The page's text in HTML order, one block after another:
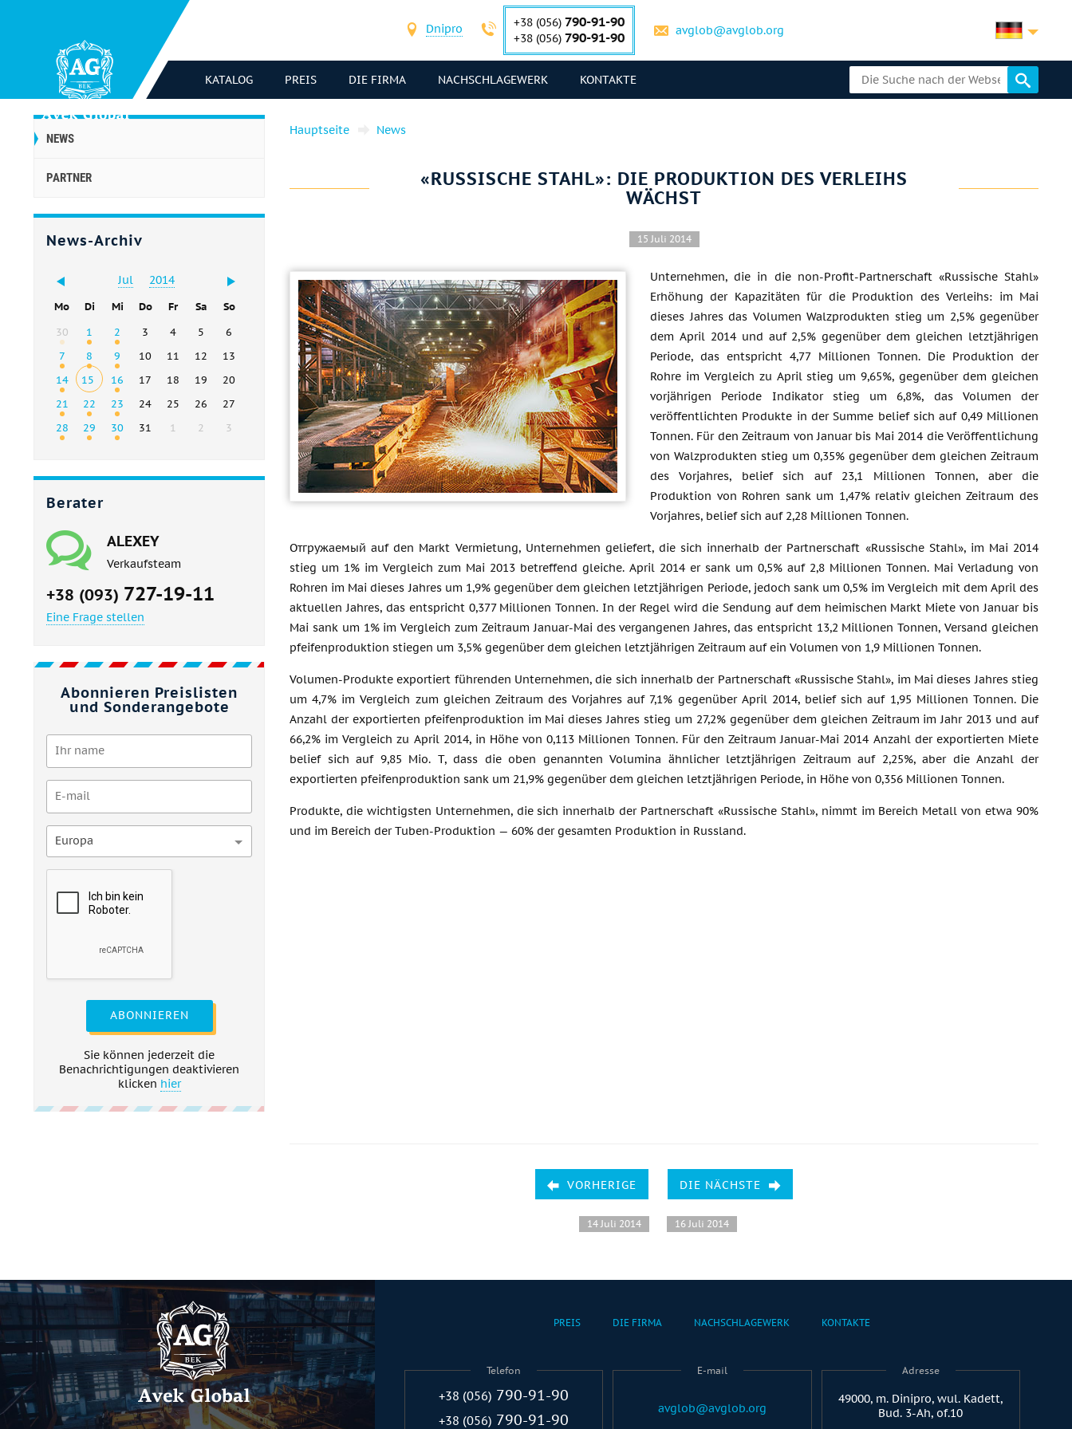
Dnipro +38 (056) 790-91-90
+38 (056) 790-91-90 avglob@avglob.org
KATALOG PREIS DIE FIRMA NACHSCHLAGEWERK KONTAKTE
NEWS
PARTNER
News-Archiv
Jul 2014
Mo Di Mi Do Fr Sa
So
30
1 2 3 4 5
6
7
8 9 10 11 12
13
14
15 16 17 18 19
20
21
22 23 24 25 26
27
28
29 30 31 1 2 3
Berater
ALEXEY
Verkaufsteam
+38 (093) 727-19-11
Eine Frage stellen
Abonnieren Preislisten
und Sonderangebote
Europa
ABONNIEREN
Sie können jederzeit die
Benachrichtigungen deaktivieren
klicken hier
Hauptseite News
«RUSSISCHE STAHL»: DIE PRODUKTION DES VERLEIHS
WÄCHST
15 Juli 2014
Unternehmen, die in die non-Profit-Partnerschaft «Russische Stahl»
Erhöhung der Kapazitäten für die Produktion des Verleihs: im Mai
dieses Jahres das Volumen Walzprodukten stieg um 2,5% gegenüber
dem April 2014 und auf 2,5% gegenüber dem gleichen letztjährigen
Periode, das entspricht 4,77 Millionen Tonnen. Die Produktion der
Rohre im Vergleich zu April stieg um 9,65%, gegenüber dem gleichen
vorjährigen Periode Indikator stieg um 6,8%, das Volumen der
veröffentlichten Produkte in der Summe belief sich auf 0,49 Millionen
Tonnen. Für den Zeitraum von Januar bis Mai 2014 die Veröffentlichung
von Walzprodukten stieg um 0,35% gegenüber dem gleichen Zeitraum
des Vorjahres, belief sich auf 23,1 Millionen Tonnen, aber die
Produktion von Rohren sank um 1,47% relativ gleichen Zeitraum des
Vorjahres, belief sich auf 2,28 Millionen Tonnen.
Отгружаемый auf den Markt Vermietung, Unternehmen geliefert, die sich innerhalb der Partnerschaft «Russische Stahl», im Mai 2014
stieg um 1% im Vergleich zum Mai 2013 betreffend gleiche. April 2014 er sank um 0,5% auf 2,8 Millionen Tonnen. Mai Verladung von
Rohren im Mai dieses Jahres um 1,9% gegenüber dem gleichen letztjährigen Periode, jedoch sank um 0,5% im Vergleich mit dem April des
aktuellen Jahres, das entspricht 0,377 Millionen Tonnen. In der Regel wird die Sendung auf dem heimischen Markt Miete von Januar bis
Mai sank um 1% im Vergleich zum Zeitraum Januar-Mai des vergangenen Jahres, das entspricht 13,2 Millionen Tonnen, Versand gleichen
pfeifenproduktion stiegen um 3,5% gegenüber dem gleichen letztjährigen Zeitraum auf ein Volumen von 1,9 Millionen Tonnen.
Volumen-Produkte exportiert führenden Unternehmen, die sich innerhalb der Partnerschaft «Russische Stahl», im Mai dieses Jahres stieg
um 4,7% im Vergleich zum gleichen Zeitraum des Vorjahres auf 7,1% gegenüber April 2014, belief sich auf 1,95 Millionen Tonnen. Die
Anzahl der exportierten pfeifenproduktion im Mai dieses Jahres stieg um 27,2% gegenüber dem gleichen Zeitraum im Jahr 2013 und auf
66,2% im Vergleich zu April 2014, in Höhe von 0,113 Millionen Tonnen. Für den Zeitraum Januar-Mai 2014 Anzahl der exportierten Miete
belief sich auf 9,85 Mio. T, dass die oben genannten Volumina ähnlicher letztjährigen Zeitraum auf 2,25%, aber die Anzahl der
exportierten pfeifenproduktion sank um 21,9% gegenüber dem gleichen letztjährigen Periode, in Höhe von 0,356 Millionen Tonnen.
Produkte, die wichtigsten Unternehmen, die sich innerhalb der Partnerschaft «Russische Stahl», nimmt im Bereich Metall von etwa 90%
und im Bereich der Tuben-Produktion — 60% der gesamten Produktion in Russland.
VORHERIGE
14 Juli 2014
DIE NÄCHSTE
16 Juli 2014
PREIS DIE FIRMA NACHSCHLAGEWERK KONTAKTE
Telefon
+38 (056) 790-91-90
+38 (056) 790-91-90
E-mail
avglob@avglob.org
Adresse
49000, m. Dinipro, wul. Kadett,
Bud. 3-Ah, of.10